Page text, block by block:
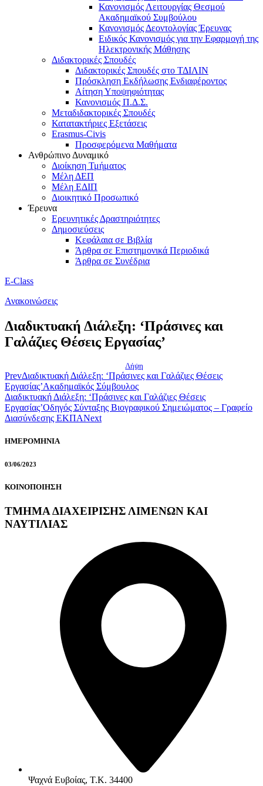
Κανονισμός Λειτουργίας Θεσμού
Ακαδημαϊκού Συμβούλου
Κανονισμός Δεοντολογίας Έρευνας
Ειδικός Κανονισμός για την Εφαρμογή της
Ηλεκτρονικής Μάθησης
Διδακτορικές Σπουδές
Διδακτορικές Σπουδές στο ΤΔΙΛΙΝ
Πρόσκληση Εκδήλωσης Ενδιαφέροντος
Αίτηση Υποψηφιότητας
Κανονισμός Π.Δ.Σ.
Μεταδιδακτορικές Σπουδές
Κατατακτήριες Εξετάσεις
Erasmus-Civis
Προσφερόμενα Μαθήματα
Ανθρώπινο Δυναμικό
Διοίκηση Τμήματος
Μέλη ΔΕΠ
Μέλη ΕΔΙΠ
Διοικητικό Προσωπικό
Έρευνα
Ερευνητικές Δραστηριότητες
Δημοσιεύσεις
Κεφάλαια σε Βιβλία
Άρθρα σε Επιστημονικά Περιοδικά
Άρθρα σε Συνέδρια
E-Class
Ανακοινώσεις
Διαδικτυακή Διάλεξη: ‘Πράσινες και
Γαλάζιες Θέσεις Εργασίας’
Λήψη
PrevΔιαδικτυακή Διάλεξη: ‘Πράσινες και Γαλάζιες Θέσεις
Εργασίας’Ακαδημαϊκός Σύμβουλος
Διαδικτυακή Διάλεξη: ‘Πράσινες και Γαλάζιες Θέσεις
Εργασίας’Οδηγός Σύνταξης Βιογραφικού Σημειώματος – Γραφείο
Διασύνδεσης ΕΚΠΑNext
ΗΜΕΡΟΜΗΝΙΑ
03/06/2023
ΚΟΙΝΟΠΟΙΗΣΗ
ΤΜΗΜΑ ΔΙΑΧΕΙΡΙΣΗΣ ΛΙΜΕΝΩΝ ΚΑΙ
ΝΑΥΤΙΛΙΑΣ
Ψαχνά Ευβοίας, Τ.Κ. 34400